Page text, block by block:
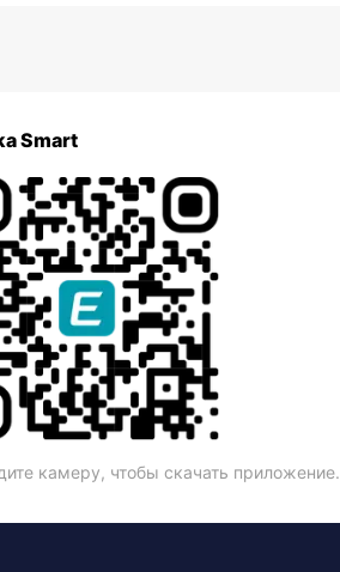
Smart
камеру, чтобы скачать приложение.